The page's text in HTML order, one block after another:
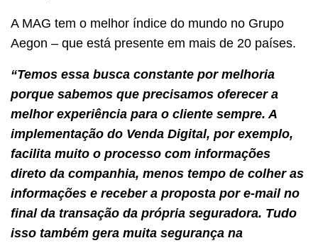
A MAG tem o melhor índice do mundo no Grupo
Aegon – que está presente em mais de 20 países.
“Temos essa busca constante por melhoria
porque sabemos que precisamos oferecer a
melhor experiência para o cliente sempre. A
implementação do Venda Digital, por exemplo,
facilita muito o processo com informações
direto da companhia, menos tempo de colher as
informações e receber a proposta por e-mail no
final da transação da própria seguradora. Tudo
isso também gera muita segurança na